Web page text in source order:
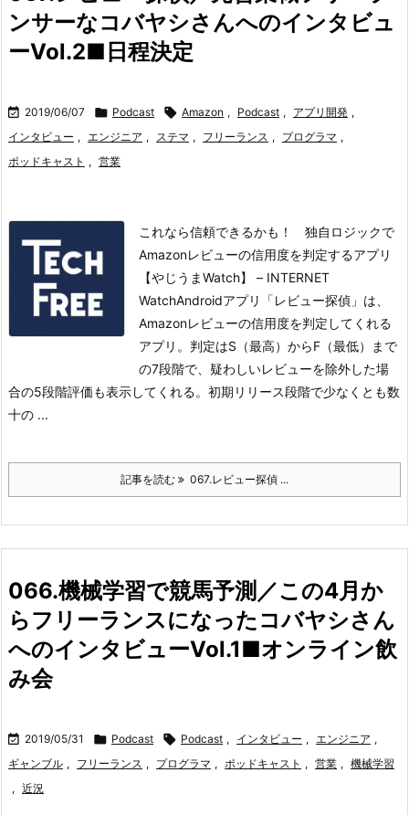
ンサーなコバヤシさんへのインタビュ
ーVol.2■日程決定
 2019/06/07  Podcast  Amazon , Podcast , アプリ開発 ,
インタビュー , エンジニア , ステマ , フリーランス , プログラマ ,
ポッドキャスト , 営業
これなら信頼できるかも！ 独自ロジックで
Amazonレビューの信用度を判定するアプリ
【やじうまWatch】 – INTERNET
WatchAndroidアプリ「レビュー探偵」は、
Amazonレビューの信用度を判定してくれる
アプリ。 判定はS（最高）からF（最低）まで
の7段階で、疑わしいレビューを除外した場
合の5段階評価も表示してくれる。 初期リリース段階で少なくとも数
十の ...
記事を読む 067.レビュー探偵 ...
066.機械学習で競馬予測／この4月か
らフリーランスになったコバヤシさん
へのインタビューVol.1■オンライン飲
み会
 2019/05/31  Podcast  Podcast , インタビュー , エンジニア ,
ギャンブル , フリーランス , プログラマ , ポッドキャスト , 営業 , 機械学習
, 近況